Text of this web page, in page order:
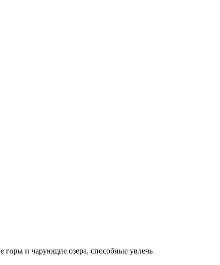
горы и чарующие озера, способные увлечь